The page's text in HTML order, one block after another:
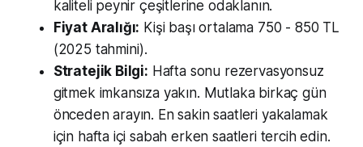
kaliteli peynir çeşitlerine odaklanın.
Fiyat Aralığı: Kişi başı ortalama 750 - 850 TL
(2025 tahmini).
Stratejik Bilgi: Hafta sonu rezervasyonsuz
gitmek imkansıza yakın. Mutlaka birkaç gün
önceden arayın. En sakin saatleri yakalamak
için hafta içi sabah erken saatleri tercih edin.